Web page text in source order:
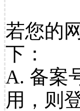
若您的
下：
A. 备案
用，则